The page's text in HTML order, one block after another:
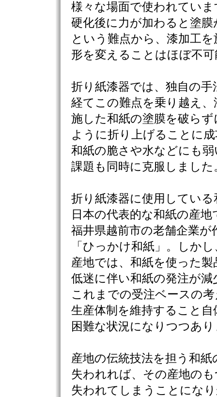
様々な場面で使われてい
硬化後に力が加わると塗
という難点から、漆加工
形を変えることはほぼ不
折り紙漆器では、独自の手
経てこの難点を乗り越え、
施した和紙の塗膜を破ら
ように折り上げることに
和紙の脆さや水などにも
課題も同時に克服しました
折り紙漆器に使用している
日本の代表的な和紙の産地
福井県越前市の老舗企業が
「ひっかけ和紙」。しか
産地では、和紙を使った
低迷に伴い和紙の発注が減
これまでの受注ベースの
生産体制を維持すること自
困難な状況になりつつあ
産地の伝統技法を担う和紙
失われれば、その産地の
失われてしまうことにな